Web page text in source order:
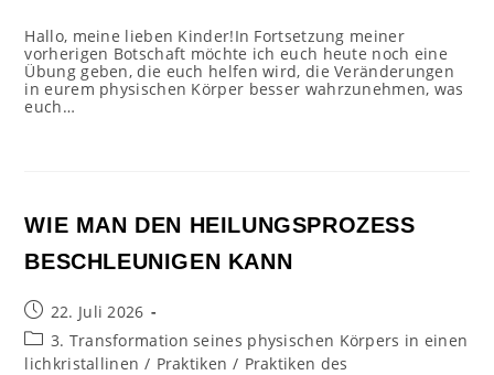
Hallo, meine lieben Kinder!In Fortsetzung meiner
vorherigen Botschaft möchte ich euch heute noch eine
Übung geben, die euch helfen wird, die Veränderungen
in eurem physischen Körper besser wahrzunehmen, was
euch…
WIE MAN DEN HEILUNGSPROZESS
BESCHLEUNIGEN KANN
Beitrag
veröffentlicht:
22. Juli 2026
Beitrags-
Kategorie:
3. Transformation seines physischen Körpers in einen
lichkristallinen / Praktiken / Praktiken des